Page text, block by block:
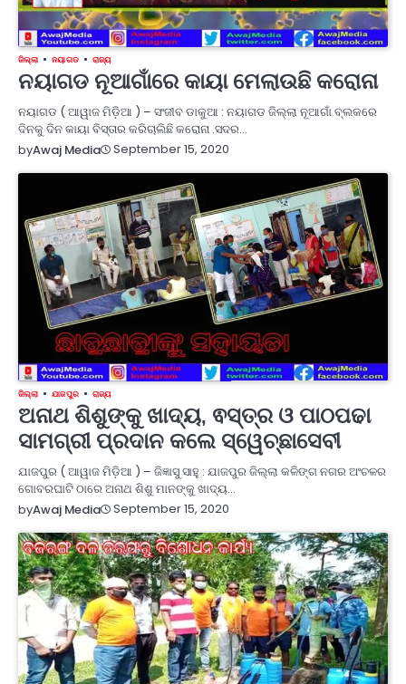
ଜିଲ୍ଲା ନୟାଗଡ ରାଜ୍ୟ
ନୟାଗଡ ନୂଆଗାଁରେ କାୟା ମେଲାଉଛି କରୋନା
ନୟାଗଡ ( ଆୱାଜ ମିଡ଼ିଆ ) – ସଂଜୀବ ଡାକୁଆ : ନୟାଗଡ ଜିଲ୍ଲା ନୂଆଗାଁ ବ୍ଲକରେ
ଦିନକୁ ଦିନ କାୟା ବିସ୍ତାର କରିଚାଲିଛି କରୋନା .ସଦର…
byAwaj Media September 15, 2020
ଜିଲ୍ଲା ଯାଜପୁର ରାଜ୍ୟ
ଅନାଥ ଶିଶୁଙ୍କୁ ଖାଦ୍ୟ, ଵସ୍ତ୍ର ଓ ପାଠପଢା
ସାମଗ୍ରୀ ପ୍ରଦାନ କଲେ ସ୍ୱେଚ୍ଛାସେବୀ
ଯାଜପୁର ( ଆୱାଜ ମିଡ଼ିଆ ) – ଜିଜ୍ଞାସୁ ସାହୁ : ଯାଜପୁର ଜିଲ୍ଲା କଳିଙ୍ଗ ନଗର ଅଂଚଳର
ଗୋବରଘାଟି ଠାରେ ଅନାଥ ଶିଶୁ ମାନଙ୍କୁ ଖାଦ୍ୟ…
byAwaj Media September 15, 2020